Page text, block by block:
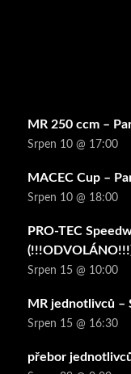
MR 250 ccm –
Srpen 10 @ 17:00
MACEC Cup –
Srpen 10 @ 18:00
PRO-TEC
Srpen 15 @ 10:00
MR jednotlivců –
Srpen 15 @ 16:30
přebor